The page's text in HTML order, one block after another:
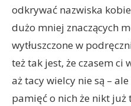
odkrywać nazwiska
dużo mniej znaczących
wytłuszczone w
też tak jest, że czasem ci
aż tacy wielcy nie są –
pamięć o nich że nikt już